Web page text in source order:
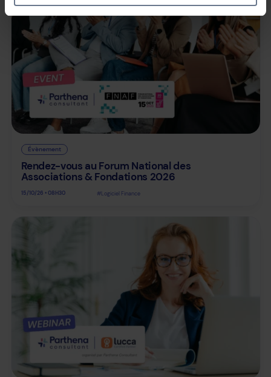
Évènement
Rendez-vous au Forum National des
Associations & Fondations 2026
15/10/26 • 08H30 #Logiciel Finance